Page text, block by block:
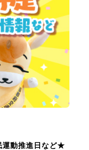
運動推進日など★